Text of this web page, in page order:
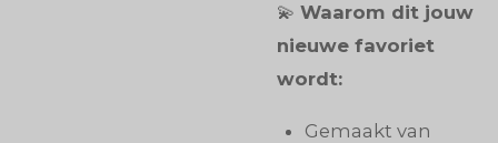
💫 Waarom dit jouw
nieuwe favoriet
wordt:
Gemaakt van